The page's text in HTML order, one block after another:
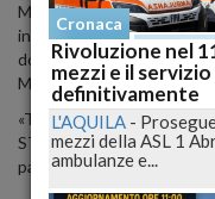
Michela Rocco di
informare stampa e fan
dopo aver accusato per
Mentanadi preferire il
«Tanto sono già stata
STIAMO affatto
papà di G. E V.:)».
Cronaca
Rivoluzione nel
mezzi e il
definitivamente
L'AQUILA -
mezzi della ASL 1
ambulanze e...